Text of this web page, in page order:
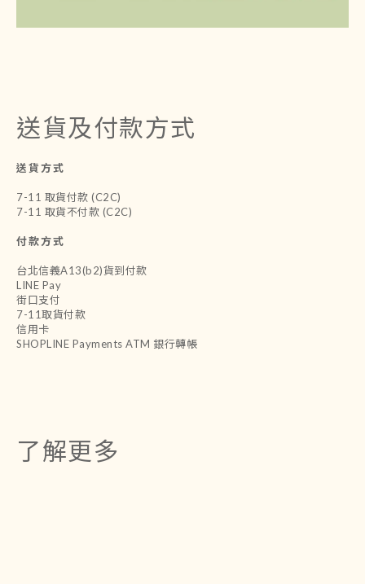
送貨及付款方式
送貨方式
7-11 取貨付款 (C2C)
7-11 取貨不付款 (C2C)
付款方式
台北信義A13(b2)貨到付款
LINE Pay
街口支付
7-11取貨付款
信用卡
SHOPLINE Payments ATM 銀行轉帳
了解更多